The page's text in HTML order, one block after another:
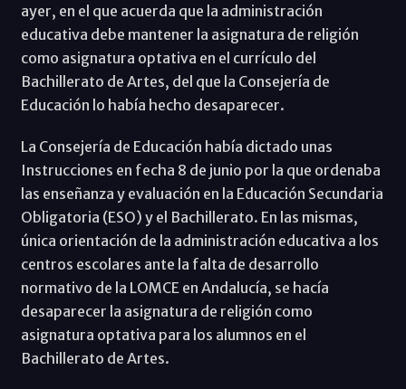
ayer, en el que acuerda que la administración
educativa debe mantener la asignatura de religión
como asignatura optativa en el currículo del
Bachillerato de Artes, del que la Consejería de
Educación lo había hecho desaparecer.
La Consejería de Educación había dictado unas
Instrucciones en fecha 8 de junio por la que ordenaba
las enseñanza y evaluación en la Educación Secundaria
Obligatoria (ESO) y el Bachillerato. En las mismas,
única orientación de la administración educativa a los
centros escolares ante la falta de desarrollo
normativo de la LOMCE en Andalucía, se hacía
desaparecer la asignatura de religión como
asignatura optativa para los alumnos en el
Bachillerato de Artes.